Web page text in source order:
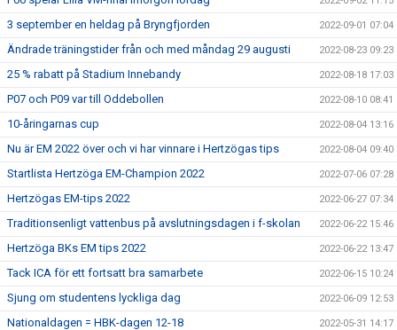
3 september en heldag på Bryngfjorden 2022-09-01 07:04
Ändrade träningstider från och med måndag 29 augusti 2022-08-23 09:23
25 % rabatt på Stadium Innebandy 2022-08-18 17:03
P07 och P09 var till Oddebollen 2022-08-10 08:41
10-åringarnas cup 2022-08-04 13:16
Nu är EM 2022 över och vi har vinnare i Hertzögas tips 2022-08-04 09:40
Startlista Hertzöga EM-Champion 2022 2022-07-06 07:28
Hertzögas EM-tips 2022 2022-06-27 07:34
Traditionsenligt vattenbus på avslutningsdagen i f-skolan 2022-06-22 15:46
Hertzöga BKs EM tips 2022 2022-06-22 13:47
Tack ICA för ett fortsatt bra samarbete 2022-06-15 10:24
Sjung om studentens lyckliga dag 2022-06-09 12:53
Nationaldagen = HBK-dagen 12-18 2022-05-31 14:17